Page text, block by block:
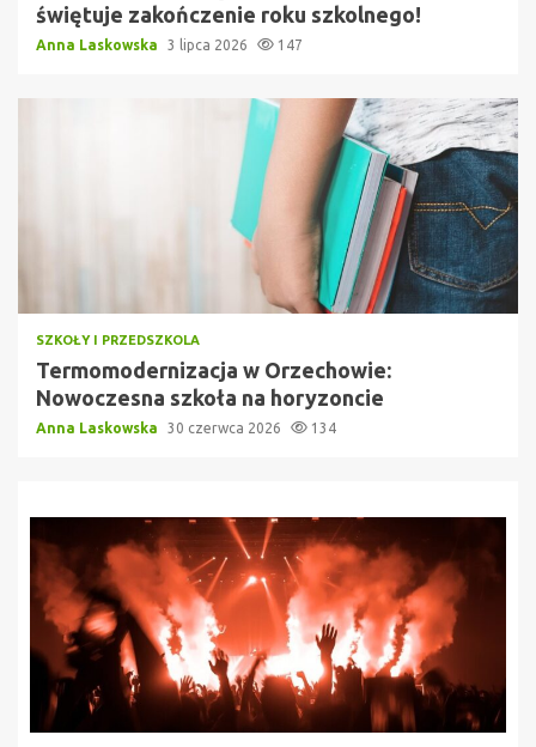
świętuje zakończenie roku szkolnego!
Anna Laskowska 3 lipca 2026 147
SZKOŁY I PRZEDSZKOLA
Termomodernizacja w Orzechowie:
Nowoczesna szkoła na horyzoncie
Anna Laskowska 30 czerwca 2026 134